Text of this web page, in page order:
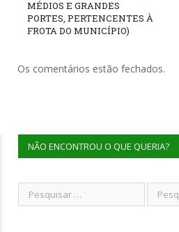
MÉDIOS E GRANDES
PORTES, PERTENCENTES À
FROTA DO MUNICÍPIO)
Os comentários estão fechados.
NÃO ENCONTROU O QUE QUERIA?